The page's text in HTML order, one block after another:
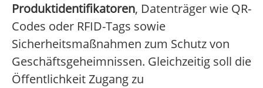
Produktidentifikatoren, Datenträger wie QR-
Codes oder RFID-Tags sowie
Sicherheitsmaßnahmen zum Schutz von
Geschäftsgeheimnissen. Gleichzeitig soll die
Öffentlichkeit Zugang zu